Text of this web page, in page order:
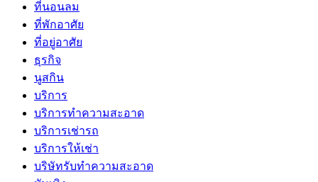
ที่นอนลม
ที่พักอาศัย
ที่อยู่อาศัย
ธุรกิจ
นูสกิน
บริการ
บริการทำความสะอาด
บริการเช่ารถ
บริการให้เช่า
บริษัทรับทำความสะอาด